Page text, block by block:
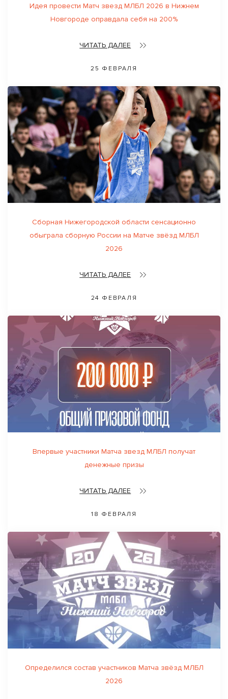
Идея провести Матч звезд МЛБЛ 2026 в Нижнем
Новгороде оправдала себя на 200%
ЧИТАТЬ ДАЛЕЕ
25 ФЕВРАЛЯ
Сборная Нижегородской области сенсационно
обыграла сборную России на Матче звёзд МЛБЛ
2026
ЧИТАТЬ ДАЛЕЕ
24 ФЕВРАЛЯ
Впервые участники Матча звезд МЛБЛ получат
денежные призы
ЧИТАТЬ ДАЛЕЕ
18 ФЕВРАЛЯ
Определился состав участников Матча звёзд МЛБЛ
2026